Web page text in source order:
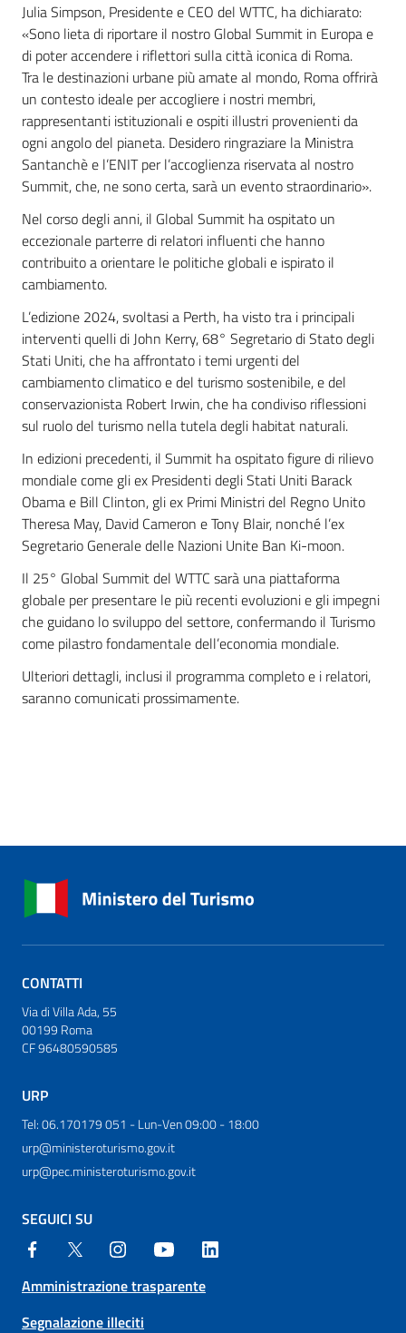
Julia Simpson, Presidente e CEO del WTTC, ha dichiarato:
«Sono lieta di riportare il nostro Global Summit in Europa e
di poter accendere i riflettori sulla città iconica di Roma.
Tra le destinazioni urbane più amate al mondo, Roma offrirà
un contesto ideale per accogliere i nostri membri,
rappresentanti istituzionali e ospiti illustri provenienti da
ogni angolo del pianeta. Desidero ringraziare la Ministra
Santanchè e l’ENIT per l’accoglienza riservata al nostro
Summit, che, ne sono certa, sarà un evento straordinario».
Nel corso degli anni, il Global Summit ha ospitato un
eccezionale parterre di relatori influenti che hanno
contribuito a orientare le politiche globali e ispirato il
cambiamento.
L’edizione 2024, svoltasi a Perth, ha visto tra i principali
interventi quelli di John Kerry, 68° Segretario di Stato degli
Stati Uniti, che ha affrontato i temi urgenti del
cambiamento climatico e del turismo sostenibile, e del
conservazionista Robert Irwin, che ha condiviso riflessioni
sul ruolo del turismo nella tutela degli habitat naturali.
In edizioni precedenti, il Summit ha ospitato figure di rilievo
mondiale come gli ex Presidenti degli Stati Uniti Barack
Obama e Bill Clinton, gli ex Primi Ministri del Regno Unito
Theresa May, David Cameron e Tony Blair, nonché l’ex
Segretario Generale delle Nazioni Unite Ban Ki-moon.
Il 25° Global Summit del WTTC sarà una piattaforma
globale per presentare le più recenti evoluzioni e gli impegni
che guidano lo sviluppo del settore, confermando il Turismo
come pilastro fondamentale dell’economia mondiale.
Ulteriori dettagli, inclusi il programma completo e i relatori,
saranno comunicati prossimamente.
CONTATTI
Via di Villa Ada, 55
00199 Roma
CF 96480590585
URP
Tel: 06.170179 051 - Lun-Ven 09:00 - 18:00
urp@ministeroturismo.gov.it
urp@pec.ministeroturismo.gov.it
SEGUICI SU
Amministrazione trasparente
Segnalazione illeciti